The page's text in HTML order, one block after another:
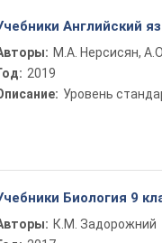
Английский
М.А. Нерсисян,
2019
Уровень
Биология 9
К.М. Задорожний